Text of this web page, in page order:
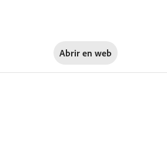
Abrir en web